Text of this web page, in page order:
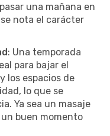
una mañana en
nota el carácter
: Una temporada
para bajar el
los espacios de
lo que se
Ya sea un masaje
buen momento